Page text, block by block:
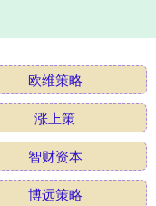
欧维策略
涨上策
智财资本
博远策略